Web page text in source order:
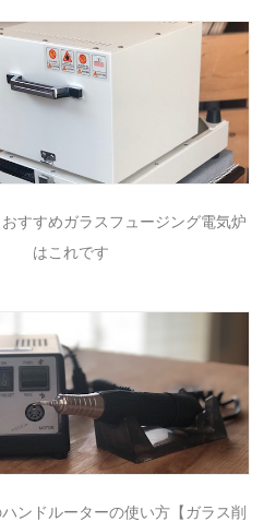
おすすめガラスフュージング電気炉
はこれです
ンドルーターの使い方【ガラス削